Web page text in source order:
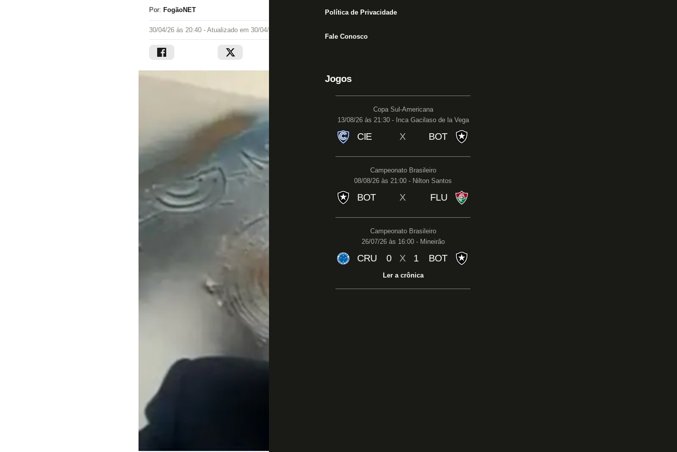
Política de Privacidade
Fale Conosco
Jogos
Copa Sul-Americana
13/08/26 às 21:30 - Inca Gacilaso de la Vega
CIE X BOT
Campeonato Brasileiro
08/08/26 às 21:00 - Nilton Santos
BOT X FLU
Campeonato Brasileiro
26/07/26 às 16:00 - Mineirão
CRU 0 X 1 BOT
Ler a crônica
Por: FogãoNET
30/04/26 às 20:40 - Atualizado em 30/04/26 às 21:08